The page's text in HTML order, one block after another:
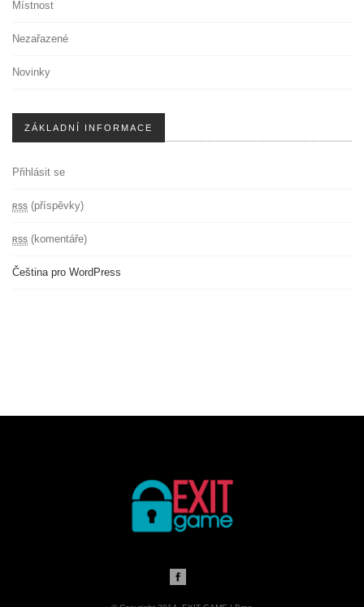
Místnost
Nezařazené
Novinky
ZÁKLADNÍ INFORMACE
Přihlásit se
rss (příspěvky)
rss (komentáře)
Čeština pro WordPress